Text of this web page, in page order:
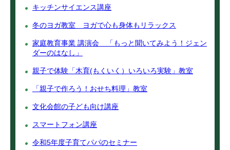
キッチンサイエンス講座
冬のヨガ教室 ヨガで心も身体もリラックス
家庭教育事業 講演会 「もっと聞いてみよう！ジェン
ダーのはなし」
親子で体験「木育(もくいく）いろいろ実験」教室
「親子で作ろう！おせち料理」教室
文化会館の子ども向け講座
スマートフォン講座
令和5年度子育てパパのセミナー